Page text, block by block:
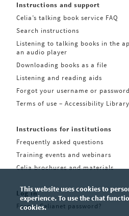
Instructions and support
Celia’s talking book service FAQ
Search instructions
Listening to talking books in the
an audio player
Downloading books as a file
Listening and reading aids
Forgot your username or
Terms of use – Accessibility
Instructions for institutions
Frequently asked questions
Training events and webinars
Celia brochures and materials
Log in
Forgot Celianet password?
This website uses cookies to
experience. To use the chat
cookies.